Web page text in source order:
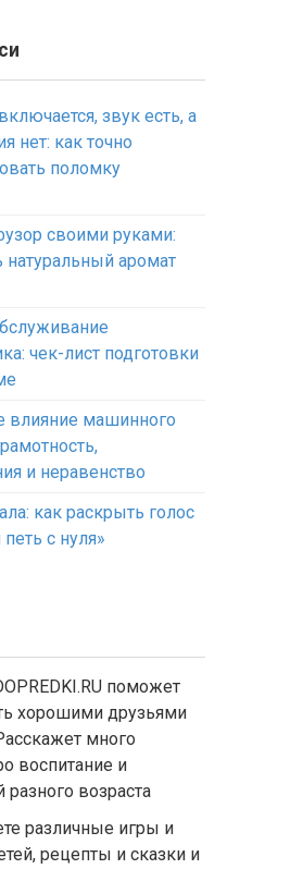
звук есть, а
нет: как точно
поломку
своими руками:
натуральный аромат
чек-лист подготовки
влияние машинного
и неравенство
как раскрыть голос
петь с нуля»
поможет
хорошими друзьями
много
воспитание и
разного возраста
различные игры и
рецепты и сказки и